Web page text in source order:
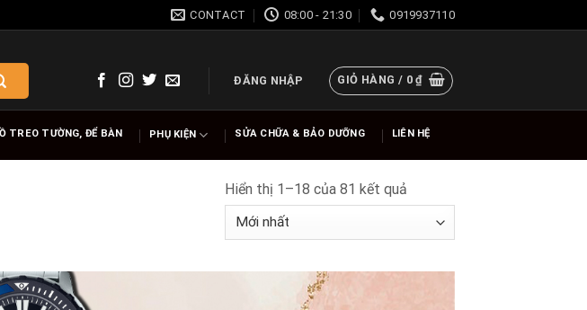
CONTACT 08:00 - 21:30 0919937110
ĐĂNG NHẬP GIỎ HÀNG / 0₫
TREO TƯỜNG, ĐỂ BÀN PHỤ KIỆN SỬA CHỮA & BẢO DƯỠNG LIÊN HỆ
Hiển thị 1–18 của 81 kết quả